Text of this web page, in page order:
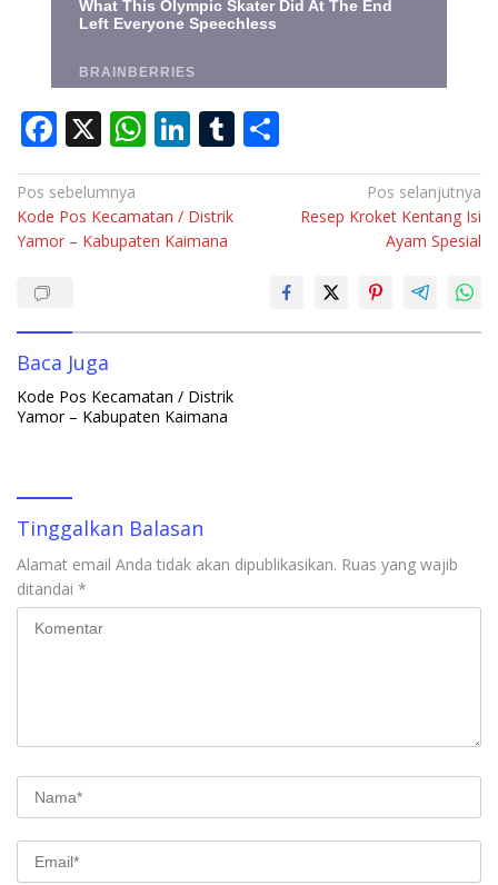
F
ac
e
b
k
X W
h
at
s
p
Li
n
k
e
T
u h
ar
Navigasi
pos
Pos sebelumnya
Kode Pos Kecamatan / Distrik
Yamor – Kabupaten Kaimana
Pos selanjutnya
Resep Kroket Kentang Isi
Ayam Spesial
Baca Juga
Kode Pos Kecamatan / Distrik
Yamor – Kabupaten Kaimana
Tinggalkan Balasan
Alamat email Anda tidak akan dipublikasikan. Ruas yang wajib
ditandai *